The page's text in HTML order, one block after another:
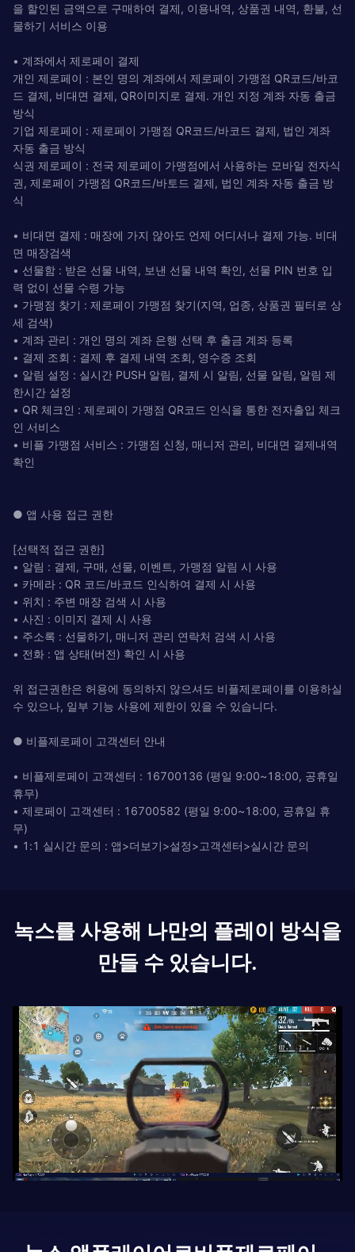
을 할인된 금액으로 구매하여 결제, 이용내역, 상품권 내역, 환불, 선
물하기 서비스 이용
• 계좌에서 제로페이 결제
개인 제로페이 : 본인 명의 계좌에서 제로페이 가맹점 QR코드/바코
드 결제, 비대면 결제, QR이미지로 결제. 개인 지정 계좌 자동 출금
방식
기업 제로페이 : 제로페이 가맹점 QR코드/바코드 결제, 법인 계좌
자동 출금 방식
식권 제로페이 : 전국 제로페이 가맹점에서 사용하는 모바일 전자식
권, 제로페이 가맹점 QR코드/바토드 결제, 법인 계좌 자동 출금 방
식
• 비대면 결제 : 매장에 가지 않아도 언제 어디서나 결제 가능. 비대
면 매장검색
• 선물함 : 받은 선물 내역, 보낸 선물 내역 확인, 선물 PIN 번호 입
력 없이 선물 수령 가능
• 가맹점 찾기 : 제로페이 가맹점 찾기(지역, 업종, 상품권 필터로 상
세 검색)
• 계좌 관리 : 개인 명의 계좌 은행 선택 후 출금 계좌 등록
• 결제 조회 : 결제 후 결제 내역 조회, 영수증 조회
• 알림 설정 : 실시간 PUSH 알림, 결제 시 알림, 선물 알림, 알림 제
한시간 설정
• QR 체크인 : 제로페이 가맹점 QR코드 인식을 통한 전자출입 체크
인 서비스
• 비플 가맹점 서비스 : 가맹점 신청, 매니저 관리, 비대면 결제내역
확인
● 앱 사용 접근 권한
[선택적 접근 권한]
• 알림 : 결제, 구매, 선물, 이벤트, 가맹점 알림 시 사용
• 카메라 : QR 코드/바코드 인식하여 결제 시 사용
• 위치 : 주변 매장 검색 시 사용
• 사진 : 이미지 결제 시 사용
• 주소록 : 선물하기, 매니저 관리 연락처 검색 시 사용
• 전화 : 앱 상태(버전) 확인 시 사용
위 접근권한은 허용에 동의하지 않으셔도 비플제로페이를 이용하실
수 있으나, 일부 기능 사용에 제한이 있을 수 있습니다.
● 비플제로페이 고객센터 안내
• 비플제로페이 고객센터 : 16700136 (평일 9:00~18:00, 공휴일
휴무)
• 제로페이 고객센터 : 16700582 (평일 9:00~18:00, 공휴일 휴
무)
• 1:1 실시간 문의 : 앱>더보기>설정>고객센터>실시간 문의
녹스를 사용해 나만의 플레이 방식을
만들 수 있습니다.